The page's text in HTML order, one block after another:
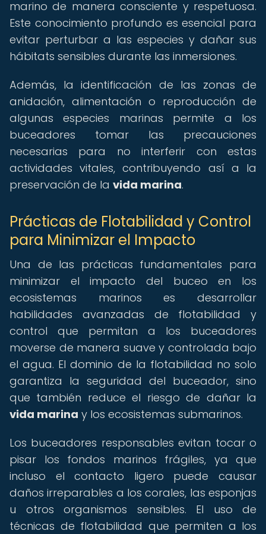
marino de manera consciente y respetuosa.
Este conocimiento profundo es esencial para
evitar perturbar a las especies y dañar sus
hábitats sensibles durante las inmersiones.
Además, la identificación de las zonas de
anidación, alimentación o reproducción de
algunas especies marinas permite a los
buceadores tomar las precauciones
necesarias para no interferir con estas
actividades vitales, contribuyendo así a la
preservación de la vida marina.
Prácticas de Flotabilidad y Control
para Minimizar el Impacto
Una de las prácticas fundamentales para
minimizar el impacto del buceo en los
ecosistemas marinos es desarrollar
habilidades avanzadas de flotabilidad y
control que permitan a los buceadores
moverse de manera suave y controlada bajo
el agua. El dominio de la flotabilidad no solo
garantiza la seguridad del buceador, sino
que también reduce el riesgo de dañar la
vida marina y los ecosistemas submarinos.
Los buceadores responsables evitan tocar o
pisar los fondos marinos frágiles, ya que
incluso el contacto ligero puede causar
daños irreparables a los corales, las esponjas
u otros organismos sensibles. El uso de
técnicas de flotabilidad que permiten a los